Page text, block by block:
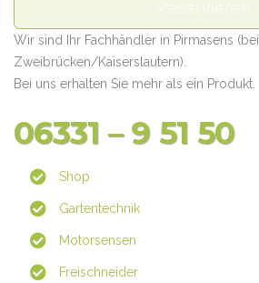
Wir sind Ihr Fachhändler in Pirmasens (bei
Zweibrücken/Kaiserslautern).
Bei uns erhalten Sie mehr als ein Produkt.
06331 – 9 51 50
Shop
Gartentechnik
Motorsensen
Freischneider